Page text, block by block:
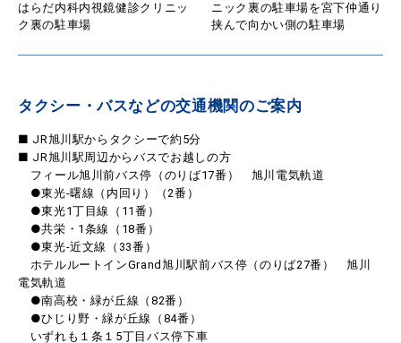
はらだ内科内視鏡健診クリニッ
ク裏の駐車場
ニック裏の駐車場を宮下仲通り
挟んで向かい側の駐車場
タクシー・バスなどの交通機関のご案内
■ JR旭川駅からタクシーで約5分
■ JR旭川駅周辺からバスでお越しの方
フィール旭川前バス停（のりば17番） 旭川電気軌道
●東光-曙線（内回り）（2番）
●東光1丁目線（11番）
●共栄・1条線（18番）
●東光-近文線（33番）
ホテルルートインGrand旭川駅前バス停（のりば27番） 旭川
電気軌道
●南高校・緑が丘線（82番）
●ひじり野・緑が丘線（84番）
いずれも１条１5丁目バス停下車